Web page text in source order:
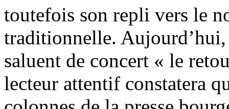
toutefois son repli vers le
traditionnelle.
saluent de concert « le
lecteur attentif constatera